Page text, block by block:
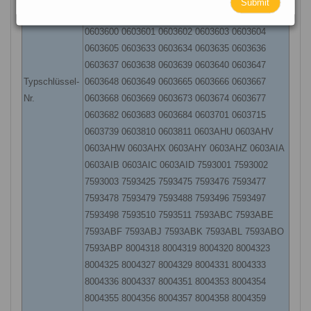
Submit
Typschlüssel-
Nr.
0603594 0603595 0603596 0603597 0603598
0603600 0603601 0603602 0603603 0603604
0603605 0603633 0603634 0603635 0603636
0603637 0603638 0603639 0603640 0603647
0603648 0603649 0603665 0603666 0603667
0603668 0603669 0603673 0603674 0603677
0603682 0603683 0603684 0603701 0603715
0603739 0603810 0603811 0603AHU 0603AHV
0603AHW 0603AHX 0603AHY 0603AHZ 0603AIA
0603AIB 0603AIC 0603AID 7593001 7593002
7593003 7593425 7593475 7593476 7593477
7593478 7593479 7593488 7593496 7593497
7593498 7593510 7593511 7593ABC 7593ABE
7593ABF 7593ABJ 7593ABK 7593ABL 7593ABO
7593ABP 8004318 8004319 8004320 8004323
8004325 8004327 8004329 8004331 8004333
8004336 8004337 8004351 8004353 8004354
8004355 8004356 8004357 8004358 8004359